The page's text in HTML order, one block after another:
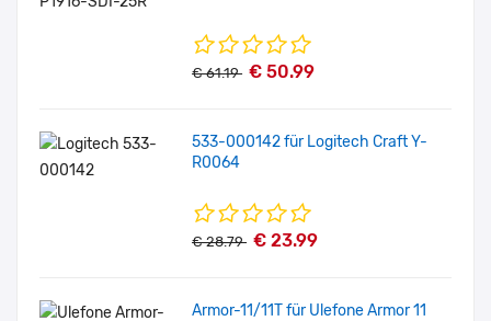
€ 61.19 € 50.99
533-000142 für Logitech Craft Y-
R0064
€ 28.79 € 23.99
Armor-11/11T für Ulefone Armor 11